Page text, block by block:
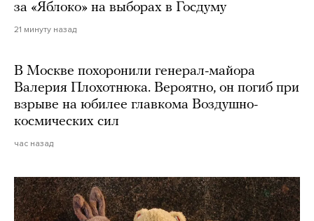
за «Яблоко» на выборах в Госдуму
21 минуту назад
В Москве похоронили генерал-майора
Валерия Плохотнюка. Вероятно, он погиб при
взрыве на юбилее главкома Воздушно-
космических сил
час назад